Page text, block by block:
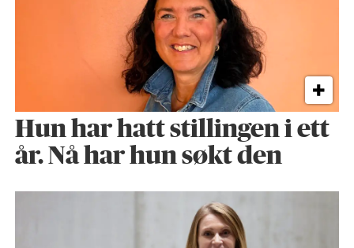
Hun har hatt stillingen i ett
år. Nå har hun søkt den